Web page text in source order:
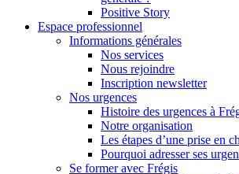
Positive Story
Espace professionnel
Informations générales
Nos services
Nous rejoindre
Inscription newsletter
Nos urgences
Histoire des urgences à
Notre organisation
Les étapes d’une prise en
Pourquoi adresser ses
Se former avec Frégis